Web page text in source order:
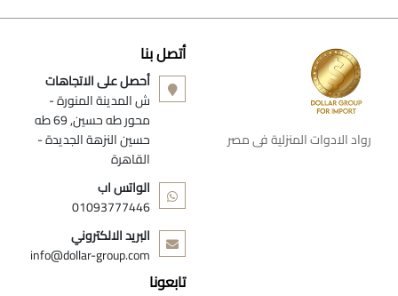
رواد الادوات المنزلية فى مصر
أتصل بنا
أحصل على الاتجاهات
ش المدينة المنورة -
محور طه حسين, 69 طه
حسين النزهة الجديدة -
القاهرة
الواتس اب
01093777446
البريد الالكتروني
info@dollar-group.com
تابعونا